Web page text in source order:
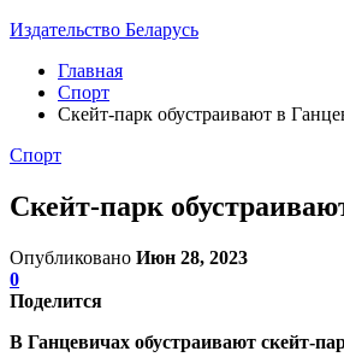
Издательство Беларусь
Главная
Спорт
Скейт-парк обустраивают в
Спорт
Скейт-парк
Опубликовано Июн 28, 2023
0
Поделится
В Ганцевичах обустраивают скейт-